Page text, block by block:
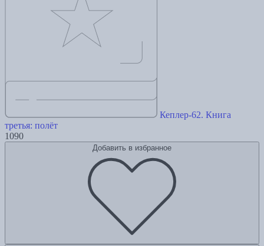
Кеплер-62. Книга
третья: полёт
1090
Добавить в избранное